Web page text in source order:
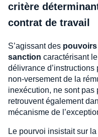
critère
contrat de travail
S’agissant des
sanction caractérisant
délivrance
non-versement de la
inexécution, ne sont pas
retrouvent également
mécanisme de
Le pourvoi insistait sur la